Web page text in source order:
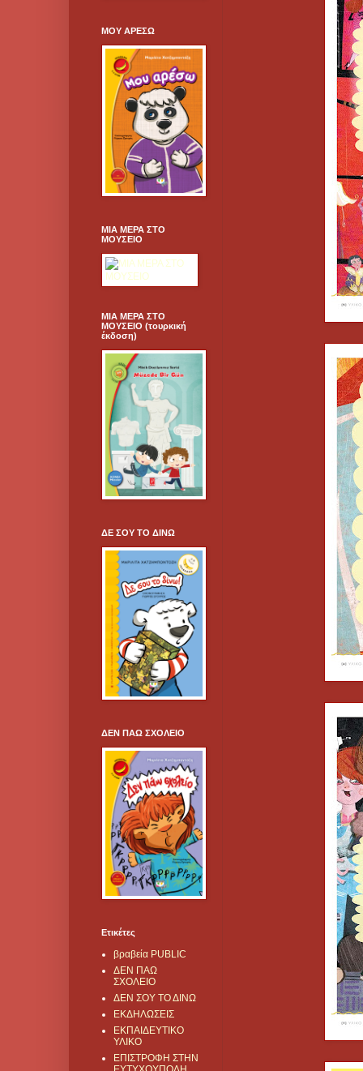
ΜΟΥ ΑΡΕΣΩ
ΜΙΑ ΜΕΡΑ ΣΤΟ
ΜΟΥΣΕΙΟ
ΜΙΑ ΜΕΡΑ ΣΤΟ
ΜΟΥΣΕΙΟ (τουρκική
έκδοση)
ΔΕ ΣΟΥ ΤΟ ΔΙΝΩ
ΔΕΝ ΠΑΩ ΣΧΟΛΕΙΟ
Ετικέτες
βραβεία PUBLIC
ΔΕΝ ΠΑΩ
ΣΧΟΛΕΙΟ
ΔΕΝ ΣΟΥ ΤΟ ΔΙΝΩ
ΕΚΔΗΛΩΣΕΙΣ
ΕΚΠΑΙΔΕΥΤΙΚΟ
ΥΛΙΚΟ
ΕΠΙΣΤΡΟΦΗ ΣΤΗΝ